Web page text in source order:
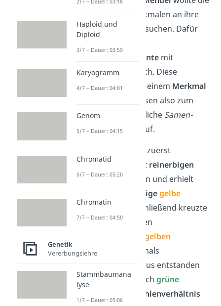
Vererbung von Merkmalen an ihre
Nachkommen untersuchen. Dafür
Kreuzungsexperimente mit
Erbsenpflanzen durch. Diese
Pflanzen waren je in einem Merkmal
verschieden. Sie wiesen also zum
Beispiel unterschiedliche Samen-
oder Blütenfarben
auf.
Mendel kreuzte nun zuerst
reinerbige
mit reinerbigen
grünenErbsensamen und erhielt
mischerbigegelbe
Nachkommen. Anschließend kreuzte
er diese mischerbigen
gelben
Erbsensamen nochmals
untereinander. Daraus entstanden
sowohlgelbe, als auchgrüne
Zahlenverhältnis
Haploid und
Diploid
3/7 – Dauer: 03:59
Karyogramm
4/7 – Dauer: 04:01
Genom
5/7 – Dauer: 04:15
Chromatid
6/7 – Dauer: 05:20
Chromatin
7/7 – Dauer: 04:50
Genetik
Vererbungslehre
Stammbaumana
lyse
1/7 – Dauer: 05:06